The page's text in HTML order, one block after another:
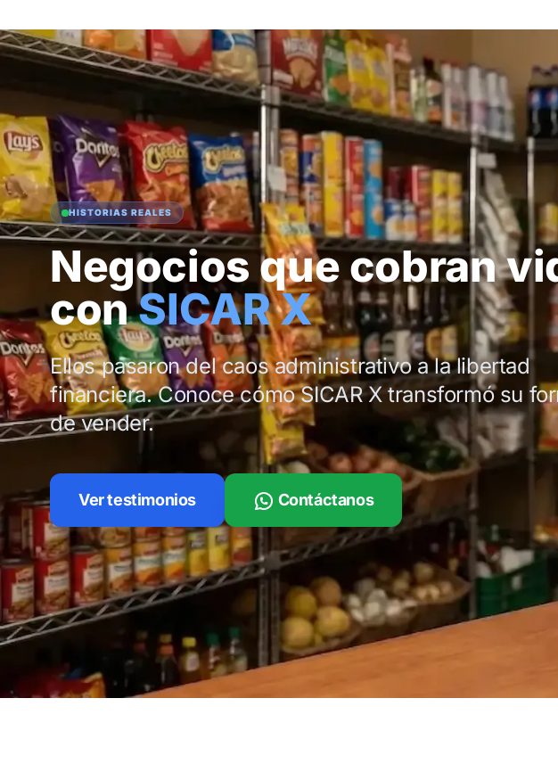
HISTORIAS REALES
Negocios que cobran
conSICAR X
Ellos pasaron del caos administrativo a la libertad
financiera. Conoce cómo SICAR X transformó su
de vender.
Ver testimonios Contáctanos